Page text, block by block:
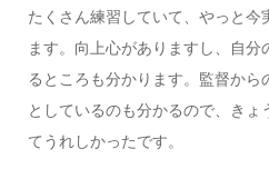
たくさん練習していて、やっと今
ます。向上心がありますし、自
るところも分かります。監督から
としているのも分かるので、き
てうれしかったです。